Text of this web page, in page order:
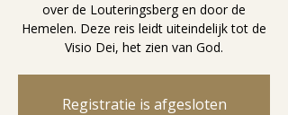
over de Louteringsberg en door de
Hemelen. Deze reis leidt uiteindelijk tot de
Visio Dei, het zien van God.
Registratie is afgesloten